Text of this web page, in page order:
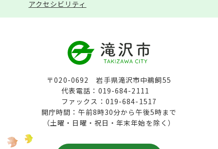
アクセシビリティ
〒020-0692 岩手県滝沢市中鵜飼55
代表電話：019-684-2111
ファックス：019-684-1517
開庁時間：午前8時30分から午後5時まで
（土曜・日曜・祝日・年末年始を除く）